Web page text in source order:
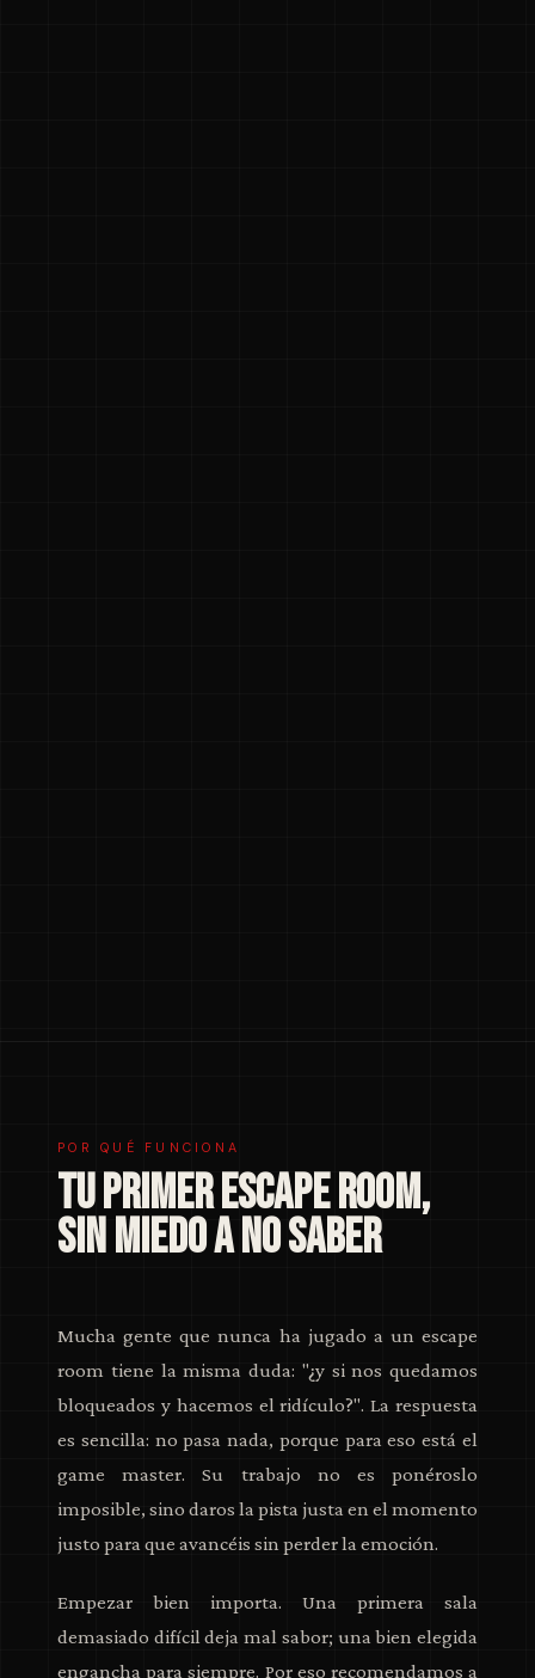
POR QUÉ FUNCIONA
TU PRIMER ESCAPE ROOM,
SIN MIEDO A NO SABER
Mucha gente que nunca ha jugado a un escape
room tiene la misma duda: "¿y si nos quedamos
bloqueados y hacemos el ridículo?". La respuesta
es sencilla: no pasa nada, porque para eso está el
game master. Su trabajo no es ponéroslo
imposible, sino daros la pista justa en el momento
justo para que avancéis sin perder la emoción.
Empezar bien importa. Una primera sala
demasiado difícil deja mal sabor; una bien elegida
engancha para siempre. Por eso recomendamos a